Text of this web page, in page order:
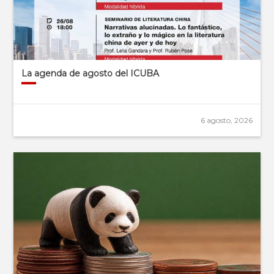
La agenda de agosto del ICUBA
6 agosto, 2026